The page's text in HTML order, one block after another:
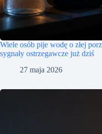
Wiele osób pije wodę o złej
sygnały ostrzegawcze już dziś
27 maja 2026